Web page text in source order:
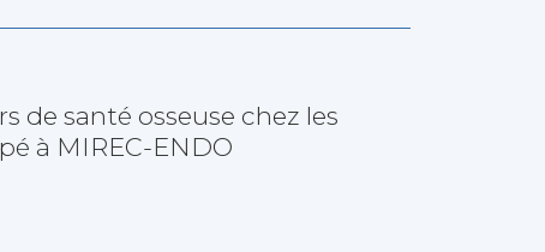
de santé osseuse chez les
à MIREC-ENDO